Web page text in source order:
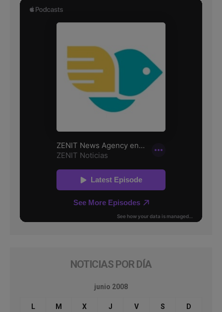
NOTICIAS POR DÍA
junio 2008
L M X J V S D